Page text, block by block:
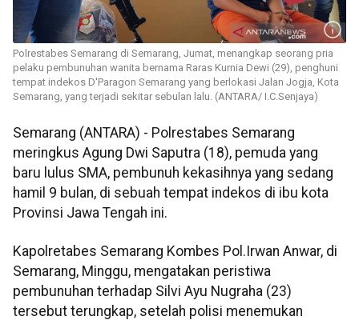
Polrestabes Semarang di Semarang, Jumat, menangkap seorang pria
pelaku pembunuhan wanita bernama Raras Kurnia Dewi (29), penghuni
tempat indekos D'Paragon Semarang yang berlokasi Jalan Jogja, Kota
Semarang, yang terjadi sekitar sebulan lalu. (ANTARA/ I.C.Senjaya)
Semarang (ANTARA) - Polrestabes Semarang
meringkus Agung Dwi Saputra (18), pemuda yang
baru lulus SMA, pembunuh kekasihnya yang sedang
hamil 9 bulan, di sebuah tempat indekos di ibu kota
Provinsi Jawa Tengah ini.
Kapolretabes Semarang Kombes Pol.Irwan Anwar, di
Semarang, Minggu, mengatakan peristiwa
pembunuhan terhadap Silvi Ayu Nugraha (23)
tersebut terungkap, setelah polisi menemukan